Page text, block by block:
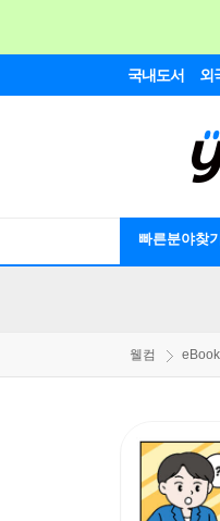
국내도서 외
빠른분야찾기
웰컴 eBook